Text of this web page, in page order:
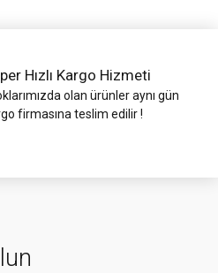
Hızlı Kargo Hizmeti
olan ürünler aynı gün
firmasına teslim edilir !